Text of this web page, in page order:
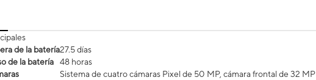
de la batería27.5 días
de la batería
48 horas
Sistema de cuatro cámaras Pixel de 50 MP, cámara frontal de 32 MP